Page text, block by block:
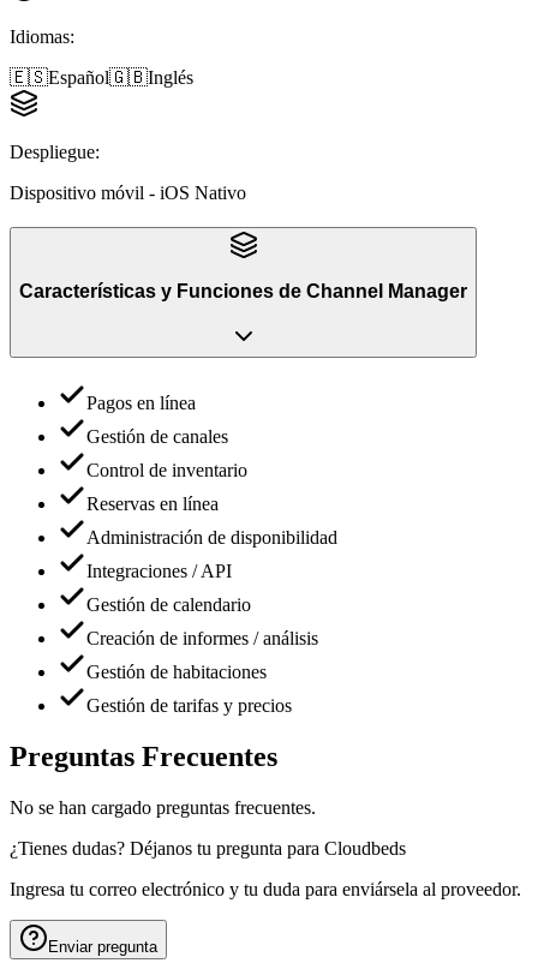
Idiomas:
🇪🇸Español🇬🇧Inglés
Despliegue:
Dispositivo móvil - iOS Nativo
Características y Funciones de Channel Manager
Pagos en línea
Gestión de canales
Control de inventario
Reservas en línea
Administración de disponibilidad
Integraciones / API
Gestión de calendario
Creación de informes / análisis
Gestión de habitaciones
Gestión de tarifas y precios
Preguntas Frecuentes
No se han cargado preguntas frecuentes.
¿Tienes dudas? Déjanos tu pregunta para Cloudbeds
Ingresa tu correo electrónico y tu duda para enviársela al proveedor.
Enviar pregunta